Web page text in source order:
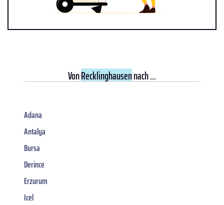
VonRecklinghausennach ...
Adana
Antalya
Bursa
Derince
Erzurum
Icel